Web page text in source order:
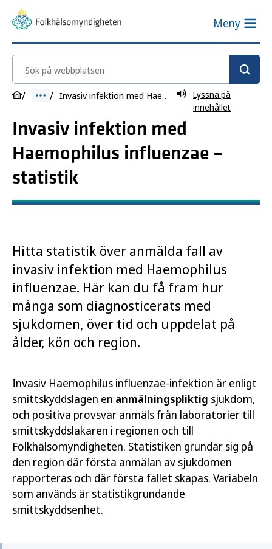
Meny
Sök på webbplatsen
Invasiv infektion med Haemophilus influenzae
Lyssna på
innehållet
Invasiv infektion med
Haemophilus influenzae –
statistik
Hitta statistik över anmälda fall av
invasiv infektion med Haemophilus
influenzae. Här kan du få fram hur
många som diagnosticerats med
sjukdomen, över tid och uppdelat på
ålder, kön och region.
Invasiv Haemophilus influenzae-infektion är enligt
smittskyddslagen en anmälningspliktig sjukdom,
och positiva provsvar anmäls från laboratorier till
smittskyddsläkaren i regionen och till
Folkhälsomyndigheten. Statistiken grundar sig på
den region där första anmälan av sjukdomen
rapporteras och där första fallet skapas. Variabeln
som används är statistikgrundande
smittskyddsenhet.